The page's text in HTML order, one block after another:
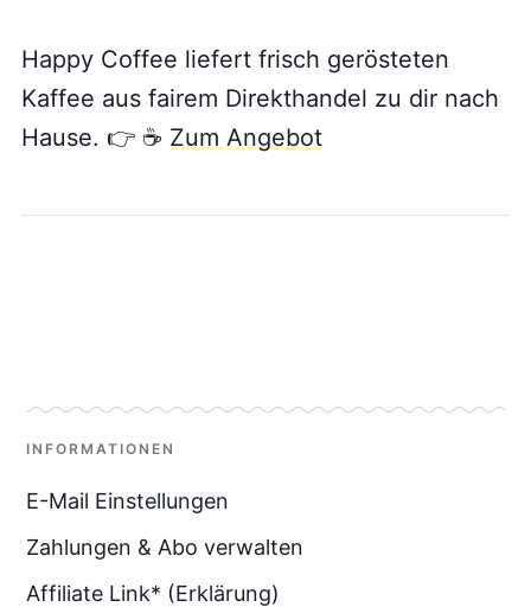
Happy Coffee liefert frisch gerösteten
Kaffee aus fairem Direkthandel zu dir nach
Hause. 👉 ☕ Zum Angebot
INFORMATIONEN
E-Mail Einstellungen
Zahlungen & Abo verwalten
Affiliate Link* (Erklärung)